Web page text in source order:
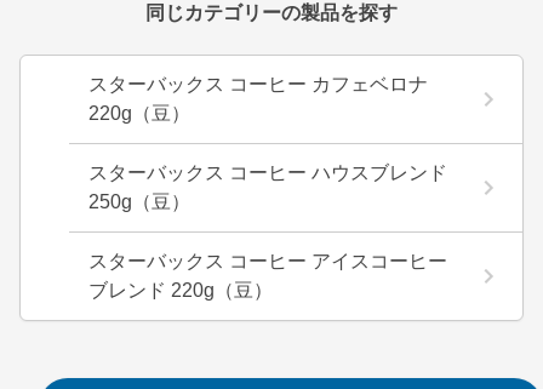
同じカテゴリーの製品を探す
スターバックス コーヒー カフェベロナ
220g（豆）
スターバックス コーヒー ハウスブレンド
250g（豆）
スターバックス コーヒー アイスコーヒー
ブレンド 220g（豆）